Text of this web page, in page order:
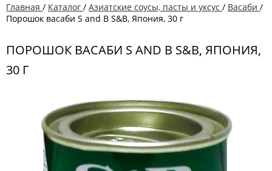
Главная / Каталог / Азиатские соусы, пасты и уксус / Васаби /
Порошок васаби S and B S&B, Япония, 30 г
ПОРОШОК ВАСАБИ S AND B S&B, ЯПОНИЯ,
30 Г